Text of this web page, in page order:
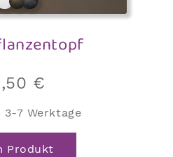
€
3-7 Werktage
Produkt